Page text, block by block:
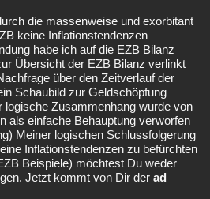
die massenweise und exorbitant
keine Inflationstendenzen
habe ich auf die EZB Bilanz
Übersicht der EZB Bilanz verlinkt
über den Zeitverlauf der
Schaubild zur Geldschöpfung
logische Zusammenhang wurde von
als einfache Behauptung verworfen
Meiner logischen Schlussfolgerung
Inflationstendenzen zu befürchten
Beispiele) möchtest Du weder
Jetzt kommt von Dir der ad